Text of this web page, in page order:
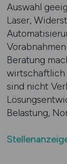
Auswahl
Laser,
Beratung
wirtschaftlich
sind nicht
Belastung,